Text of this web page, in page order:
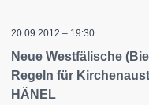
20.09.2012 – 19:30
Neue Westfälische
Regeln für
HÄNEL